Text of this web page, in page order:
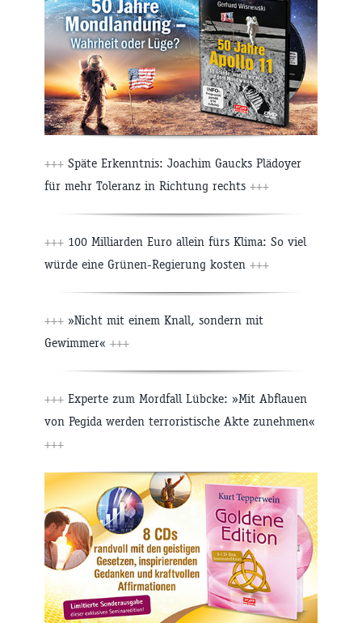
+++ Späte Erkenntnis: Joachim Gaucks Plädoyer
für mehr Toleranz in Richtung rechts +++
+++ 100 Milliarden Euro allein fürs Klima: So viel
würde eine Grünen-Regierung kosten +++
+++ »Nicht mit einem Knall, sondern mit
Gewimmer« +++
+++ Experte zum Mordfall Lübcke: »Mit Abflauen
von Pegida werden terroristische Akte zunehmen«
+++